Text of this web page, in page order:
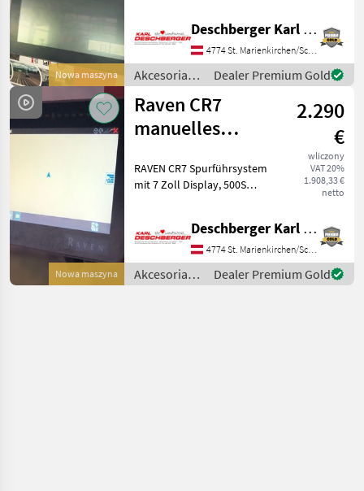
Nowa maszyna
GSM[1]Modem) inklusive
RTK Unlock & Verkabelung
für alle TMR AGR Traktore
Deschberger Karl Landtechnik GesmbH & Co KG
4774 St. Marienkirchen/Schärding
Akcesoria
do
ciągników /
Raven
Dealer Premium Gold
Nowa maszyna
Raven CR7
manuelles
2.290
€
wliczony
VAT 20%
1.908,33 €
netto
RAVEN CR7 Spurführsystem
mit 7 Zoll Display, 500S
Lenkung mit integriertem
Lichtbalken - OHNE
MONTAGE CR7 Hauptmer
Deschberger Karl Landtechnik GesmbH & Co KG
4774 St. Marienkirchen/Schärding
Akcesoria
do
Dealer Premium Gold